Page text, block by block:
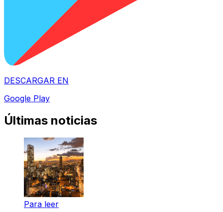
DESCARGAR EN
Google Play
Últimas noticias
Para leer